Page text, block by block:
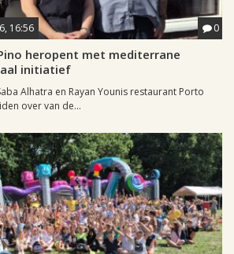
16:56 0
heropent met mediterrane
initiatief
Alhatra en Rayan Younis restaurant Porto
over van de...